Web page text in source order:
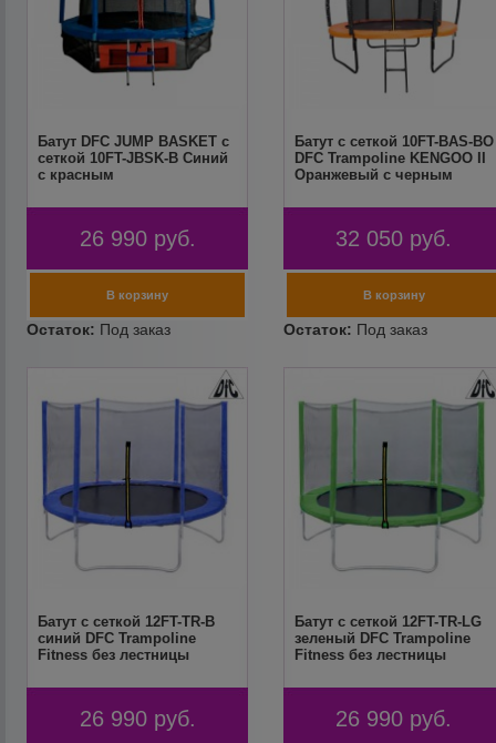
Батут DFC JUMP BASKET с
сеткой 10FT-JBSK-B Синий
с красным
26 990 руб.
Батут с сеткой 10FT-BAS-BO
DFC Trampoline KENGOO II
Оранжевый с черным
32 050 руб.
Батут с сеткой 12FT-TR-B
синий DFC Trampoline
Fitness без лестницы
26 990 руб.
Батут с сеткой 12FT-TR-LG
зеленый DFC Trampoline
Fitness без лестницы
26 990 руб.